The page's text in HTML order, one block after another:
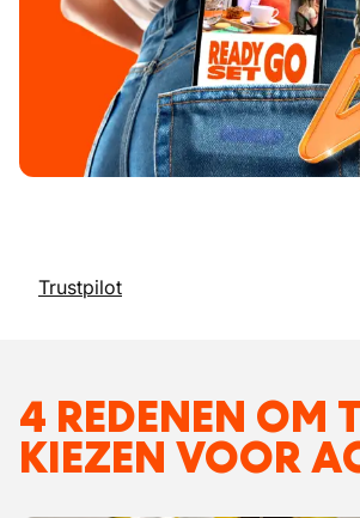
Trustpilot
4 REDENEN OM
KIEZEN VOOR